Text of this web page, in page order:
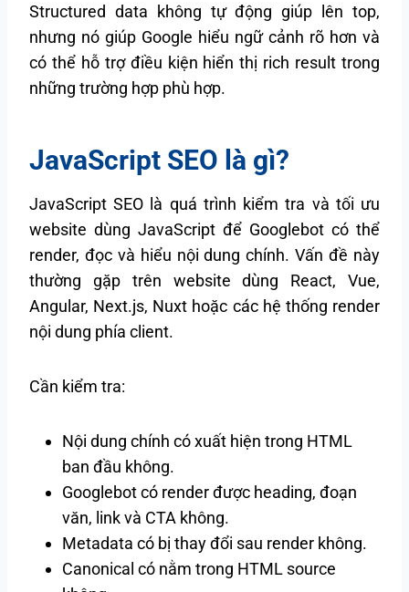
Structured data không tự động giúp lên top,
nhưng nó giúp Google hiểu ngữ cảnh rõ hơn và
có thể hỗ trợ điều kiện hiển thị rich result trong
những trường hợp phù hợp.
JavaScript SEO là gì?
JavaScript SEO là quá trình kiểm tra và tối ưu
website dùng JavaScript để Googlebot có thể
render, đọc và hiểu nội dung chính. Vấn đề này
thường gặp trên website dùng React, Vue,
Angular, Next.js, Nuxt hoặc các hệ thống render
nội dung phía client.
Cần kiểm tra:
Nội dung chính có xuất hiện trong HTML
ban đầu không.
Googlebot có render được heading, đoạn
văn, link và CTA không.
Metadata có bị thay đổi sau render không.
Canonical có nằm trong HTML source